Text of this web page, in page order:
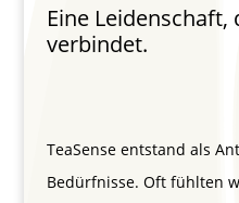
Eine
verbindet.
TeaSense entstand als
Bedürfnisse. Oft fühlten